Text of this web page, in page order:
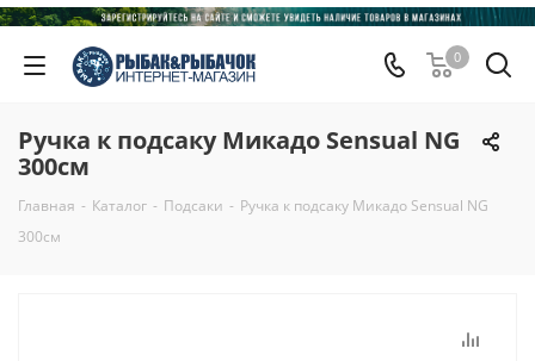
0
Ручка к подсаку Микадо Sensual NG
300см
Главная - Каталог - Подсаки - Ручка к подсаку Микадо Sensual NG
300см